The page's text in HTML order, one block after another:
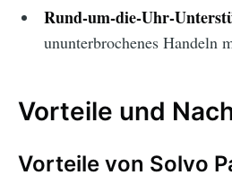
Rund-um-die-Uhr-
ununterbrochenes Handeln
Vorteile und
Vorteile von Solvo